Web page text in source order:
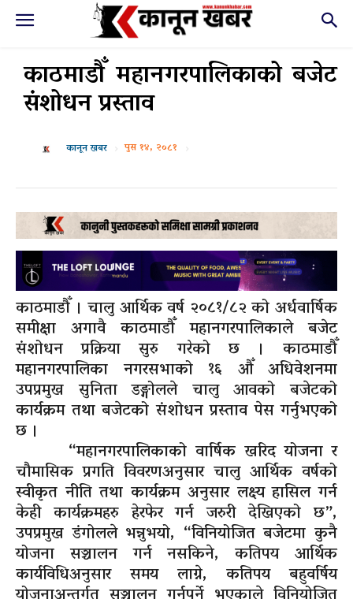
काठमाडौँ महानगरपालिकाको बजेट
संशोधन प्रस्ताव
कानून खबर पुस १४, २०८१
काठमाडौँ । चालु आर्थिक वर्ष २०८१/८२ को अर्धवार्षिक
समीक्षा अगावै काठमाडौँ महानगरपालिकाले बजेट
संशोधन प्रक्रिया सुरु गरेको छ । काठमाडौँ
महानगरपालिका नगरसभाको १६ औँ अधिवेशनमा
उपप्रमुख सुनिता डङ्गोलले चालु आवको बजेटको
कार्यक्रम तथा बजेटको संशोधन प्रस्ताव पेस गर्नुभएको
छ ।
“महानगरपालिकाको वार्षिक खरिद योजना र
चौमासिक प्रगति विवरणअनुसार चालु आर्थिक वर्षको
स्वीकृत नीति तथा कार्यक्रम अनुसार लक्ष्य हासिल गर्न
केही कार्यक्रमहरु हेरफेर गर्न जरुरी देखिएको छ”,
उपप्रमुख डंगोलले भन्नुभयो, “विनियोजित बजेटमा कुनै
योजना सञ्चालन गर्न नसकिने, कतिपय आर्थिक
कार्यविधिअनुसार समय लाग्ने, कतिपय बहुवर्षिय